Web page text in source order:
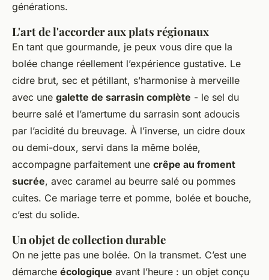
générations.
L'art de l'accorder aux plats régionaux
En tant que gourmande, je peux vous dire que la
bolée change réellement l’expérience gustative. Le
cidre brut, sec et pétillant, s’harmonise à merveille
avec une galette de sarrasin complète - le sel du
beurre salé et l’amertume du sarrasin sont adoucis
par l’acidité du breuvage. À l’inverse, un cidre doux
ou demi-doux, servi dans la même bolée,
accompagne parfaitement une crêpe au froment
sucrée, avec caramel au beurre salé ou pommes
cuites. Ce mariage terre et pomme, bolée et bouche,
c’est du solide.
Un objet de collection durable
On ne jette pas une bolée. On la transmet. C’est une
démarche écologique avant l’heure : un objet conçu